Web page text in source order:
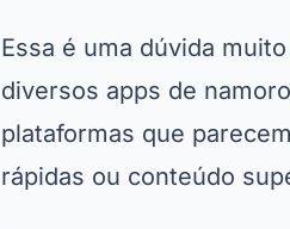
Essa é uma dúvida
diversos apps de
plataformas que
rápidas ou conteúdo